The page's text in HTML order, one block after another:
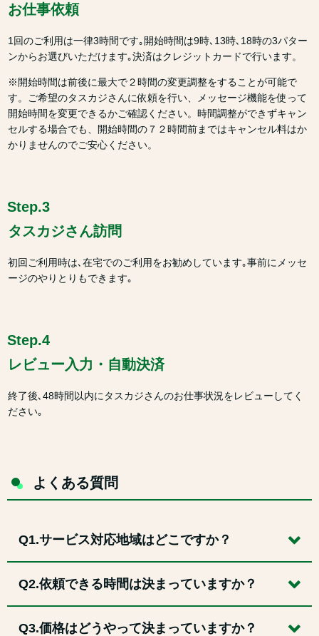
お仕事依頼
1回のご利用は一律3時間です｡開始時間は9時､13時､18時の3パター
ンからお選びいただけます｡決済はクレジットカードで行います。
※開始時間は前後に最大で２時間の変更調整をすることが可能で
す。ご希望のタスカジさんに依頼を行い、メッセージ機能を使って
開始時間を変更できるかご確認ください。時間調整ができずキャン
セルする場合でも、開始時間の７２時間前まではキャンセル料はか
かりませんのでご安心ください。
Step.3
タスカジさん訪問
初回ご利用時は､在宅でのご利用をお勧めしています｡事前にメッセ
ージのやりとりもできます｡
Step.4
レビュー入力・自動決済
終了後､48時間以内にタスカジさんのお仕事状況をレビューしてく
ださい｡
よくある質問
Q1.サービス対応地域はどこですか？
Q2.依頼できる時間は決まっていますか？
Q3.価格はどうやって決まっていますか？